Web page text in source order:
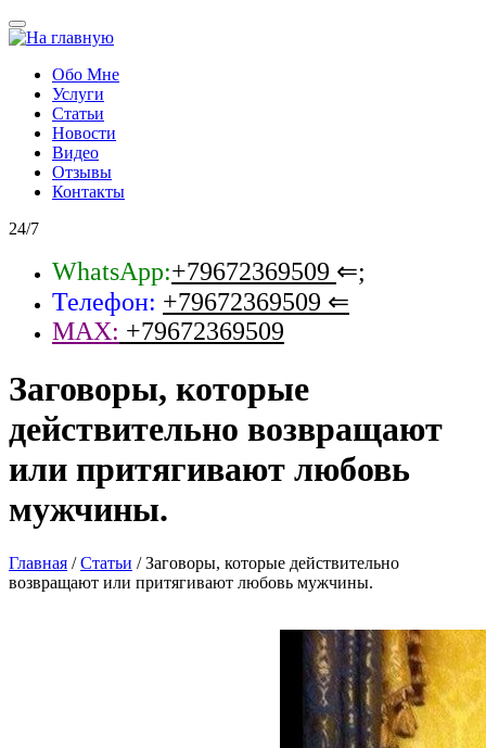
Обо Мне
Услуги
Статьи
Новости
Видео
Отзывы
Контакты
24/7
WhatsApp:+79672369509 ⇐;
Телефон: +79672369509 ⇐
MAX: +79672369509
Заговоры, которые
действительно возвращают
или притягивают любовь
мужчины.
Главная /Статьи /Заговоры, которые действительно
возвращают или притягивают любовь мужчины.